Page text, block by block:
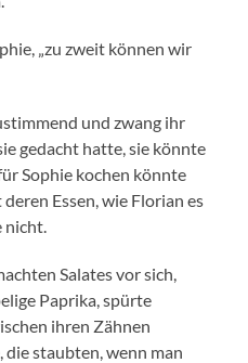
„zu zweit können wir
und zwang ihr
gedacht hatte, sie könnte
Sophie kochen könnte
Essen, wie Florian es
nicht.
Salates vor sich,
Paprika, spürte
ihren Zähnen
staubten, wenn man